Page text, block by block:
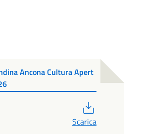
Ancona Cultura Apert
Scarica